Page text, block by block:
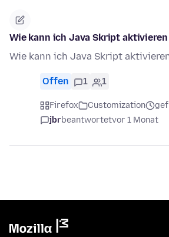
Wie kann ich Java Skript aktivieren
Wie kann ich Java Skript
Offen 1 1
Firefox Customization
jbrbeantwortetvor 1 Monat